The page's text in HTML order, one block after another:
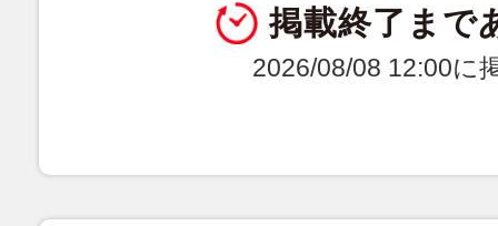
掲載終了まで
2026/08/08 12:00に